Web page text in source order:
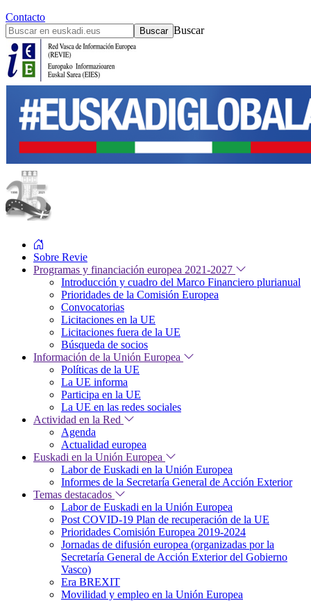
Contacto
Buscar
Sobre Revie
Programas y financiación europea 2021-2027
Introducción y cuadro del Marco Financiero plurianual
Prioridades de la Comisión Europea
Convocatorias
Licitaciones en la UE
Licitaciones fuera de la UE
Búsqueda de socios
Información de la Unión Europea
Políticas de la UE
La UE informa
Participa en la UE
La UE en las redes sociales
Actividad en la Red
Agenda
Actualidad europea
Euskadi en la Unión Europea
Labor de Euskadi en la Unión Europea
Informes de la Secretaría General de Acción Exterior
Temas destacados
Labor de Euskadi en la Unión Europea
Post COVID-19 Plan de recuperación de la UE
Prioridades Comisión Europea 2019-2024
Jornadas de difusión europea (organizadas por la
Secretaría General de Acción Exterior del Gobierno
Vasco)
Era BREXIT
Movilidad y empleo en la Unión Europea